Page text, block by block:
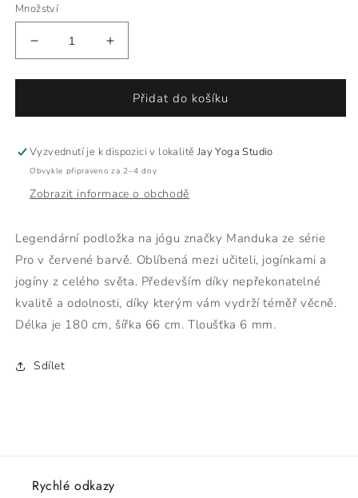
Množství
množství
produktu
Manduka
6mm
červená
Zvýšit
množství
produktu
Jógamatka
Manduka
6mm
červená
Přidat do košíku
Vyzvednutí je k dispozici v lokalitě Jay Yoga Studio
Obvykle připraveno za 2–4 dny
Zobrazit informace o obchodě
Legendární podložka na jógu značky Manduka ze série
Pro v červené barvě. Oblíbená mezi učiteli, jogínkami a
jogíny z celého světa. Především díky nepřekonatelné
kvalitě a odolnosti, díky kterým vám vydrží téměř věcně.
Délka je 180 cm, šířka 66 cm. Tloušťka 6 mm.
Sdílet
Rychlé odkazy